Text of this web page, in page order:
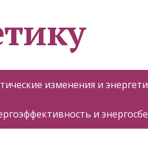
изменения и
и